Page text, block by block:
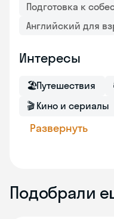
Подготовка к
Английский для
Интересы
🏖Путешествия
🎬 Кино и сериалы
Развернуть
Подобрали